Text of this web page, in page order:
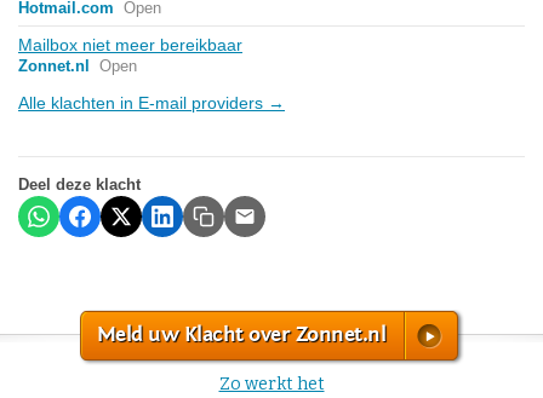
Hotmail.com Open
Mailbox niet meer bereikbaar
Zonnet.nl Open
Alle klachten in E-mail providers →
Deel deze klacht
Meld uw Klacht over Zonnet.nl
Zo werkt het